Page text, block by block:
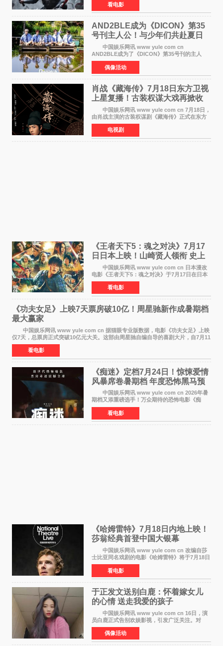
三天粗报1 245亿美元（开画3919馆），全球首周
2 641亿美元
看电影
AND2BLE成为《DICON》第35
号刊主人公！与少年们共赴夏日
之约
中国娱乐网讯 www yule com cn
AND2BLE成为了《DICON》第35号刊的主人
公，本期标题为And The Summer。作为出道后
首次担任杂志画报主角的完整体，AND2BLE用清
澈的少年感与全新的夏天相遇了
偶像活动
肖战《藏海传》7月18日东方卫视
上星复播！古装权谋大戏再掀收
视热潮
中国娱乐网讯 www yule com cn 7月18日，
由肖战主演的古装权谋剧《藏海传》正式在东方
卫视上星复播，引发广泛关注。该剧此前已在网
络平台播出，凭借精良制作和紧凑剧情收获不俗
口碑，此次上
电视剧
《王者天下5：魂之对决》7月17
日日本上映！山崎贤人领衔 史上
最大“函谷关防卫战”
中国娱乐网讯 www yule com cn 日本漫改
电影《王者天下5：魂之对决》于7月17日在日本
全国上映。这部由佐藤信介执导、山崎贤人主演
的历史动作片，改编自原泰久同名人气漫画，继
续讲述信和漂
看电影
《功夫女足》上映7天票房破10亿！周星驰新作成暑期档
最大赢家
中国娱乐网讯 www yule com cn 据猫眼专业版数据，电影《功夫女足》上映
仅7天，总票房正式突破10亿元大关。这部由周星驰自编自导的喜剧大片，自7月11
日公映以来便展现出惊人的市场统治力。
看电影
《痴迷》定档7月24日！惊悚爱情
风暴席卷暑期档 年度恐怖黑马预
中国娱乐网讯 www yule com cn 2026年暑
期档又添重磅选手！万众期待的恐怖电影《痴
迷》今日正式官宣定档，将于7月24日登陆内地各
大院线。这部被业内专家誉为新世代爆款恐怖电
影的作品，将为
看电影
《哈姆雷特》7月18日内地上映！
莎翁经典首登中国大银幕
中国娱乐网讯 www yule com cn 改编自莎
士比亚同名戏剧的电影《哈姆雷特》将于7月18日
在中国内地上映。这部跨越四百年的文学经典被
搬上大银幕，为观众带来一场视觉与听觉的双重
盛宴。 《
看电影
于正发文送别白鹿：怀着嫁女儿
的心情 送走我爱的孩子
中国娱乐网讯 www yule com cn 16日，演
员白鹿正式告别欢娱影视，引发广泛关注。对
此，欢娱影视创始人于正在社交平台发文回应，
字里行间流露不舍与祝福。 于正透露，以前
每次有演员到期不
偶像活动